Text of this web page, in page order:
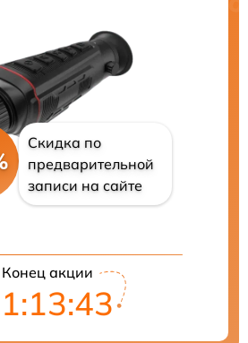
Скидка по
предварительной
записи на сайте
Конец акции